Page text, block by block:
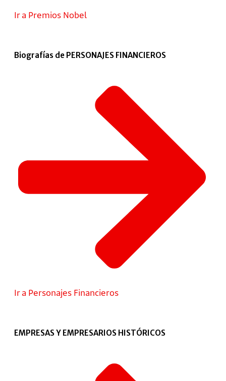
Ir a Premios Nobel
Biografías de PERSONAJES FINANCIEROS
Ir a Personajes Financieros
EMPRESAS Y EMPRESARIOS HISTÓRICOS